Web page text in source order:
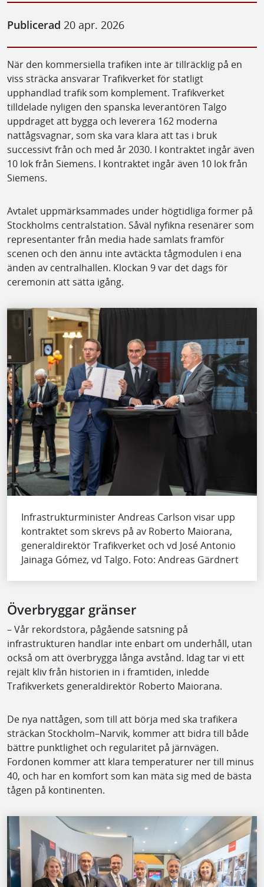
Publicerad 20 apr. 2026
När den kommersiella trafiken inte är tillräcklig på en
viss sträcka ansvarar Trafikverket för statligt
upphandlad trafik som komplement. Trafikverket
tilldelade nyligen den spanska leverantören Talgo
uppdraget att bygga och leverera 162 moderna
nattågsvagnar, som ska vara klara att tas i bruk
successivt från och med år 2030. I kontraktet ingår även
10 lok från Siemens. I kontraktet ingår även 10 lok från
Siemens.
Avtalet uppmärksammades under högtidliga former på
Stockholms centralstation. Såväl nyfikna resenärer som
representanter från media hade samlats framför
scenen och den ännu inte avtäckta tågmodulen i ena
änden av centralhallen. Klockan 9 var det dags för
ceremonin att sätta igång.
Infrastrukturminister Andreas Carlson visar upp
kontraktet som skrevs på av Roberto Maiorana,
generaldirektör Trafikverket och vd José Antonio
Jainaga Gómez, vd Talgo. Foto: Andreas Gärdnert
Överbryggar gränser
– Vår rekordstora, pågående satsning på
infrastrukturen handlar inte enbart om underhåll, utan
också om att överbrygga långa avstånd. Idag tar vi ett
rejält kliv från historien in i framtiden, inledde
Trafikverkets generaldirektör Roberto Maiorana.
De nya nattågen, som till att börja med ska trafikera
sträckan Stockholm–Narvik, kommer att bidra till både
bättre punktlighet och regularitet på järnvägen.
Fordonen kommer att klara temperaturer ner till minus
40, och har en komfort som kan mäta sig med de bästa
tågen på kontinenten.